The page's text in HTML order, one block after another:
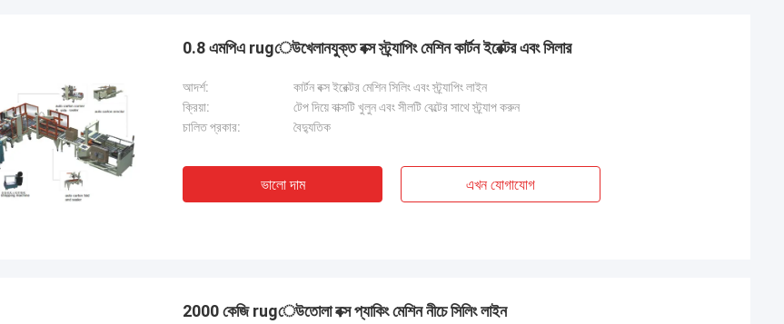
0.8 এমপিএ rugেউখেলানযুক্ত বক্স স্ট্র্যাপিং মেশিন কার্টন ইরেক্টর এবং সিলার
আদর্শ:
কার্টন বক্স ইরেক্টর মেশিন সিলিং এবং স্ট্র্যাপিং লাইন
ক্রিয়া:
টেপ দিয়ে বাক্সটি খুলুন এবং সীলটি বেল্টের সাথে স্ট্র্যাপ করুন
চালিত প্রকার:
বৈদ্যুতিক
ভালো দাম এখন যোগাযোগ
2000 কেজি rugেউতোলা বক্স প্যাকিং মেশিন নীচে সিলিং লাইন